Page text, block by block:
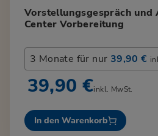
Vorstellungsgespräch und
Center Vorbereitung
3 Monate für nur 39,90 €
39,90 €inkl. MwSt.
In den Warenkorb